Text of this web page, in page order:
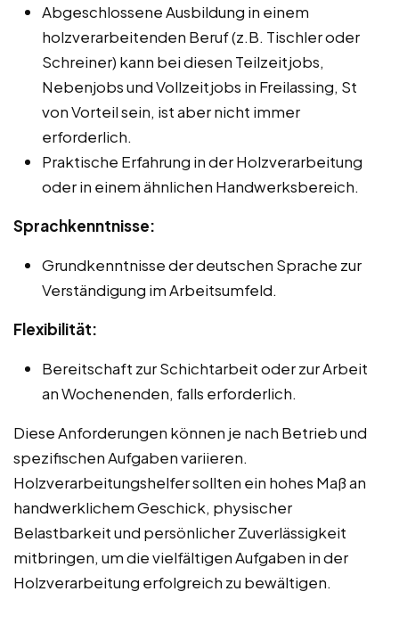
Abgeschlossene Ausbildung in einem
holzverarbeitenden Beruf (z.B. Tischler oder
Schreiner) kann bei diesen Teilzeitjobs,
Nebenjobs und Vollzeitjobs in Freilassing, St
von Vorteil sein, ist aber nicht immer
erforderlich.
Praktische Erfahrung in der Holzverarbeitung
oder in einem ähnlichen Handwerksbereich.
Sprachkenntnisse:
Grundkenntnisse der deutschen Sprache zur
Verständigung im Arbeitsumfeld.
Flexibilität:
Bereitschaft zur Schichtarbeit oder zur Arbeit
an Wochenenden, falls erforderlich.
Diese Anforderungen können je nach Betrieb und
spezifischen Aufgaben variieren.
Holzverarbeitungshelfer sollten ein hohes Maß an
handwerklichem Geschick, physischer
Belastbarkeit und persönlicher Zuverlässigkeit
mitbringen, um die vielfältigen Aufgaben in der
Holzverarbeitung erfolgreich zu bewältigen.